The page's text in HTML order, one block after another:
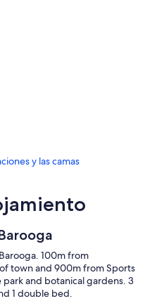
y las camas
100m from
town and 900m from Sports
and botanical gardens. 3
1 double bed.